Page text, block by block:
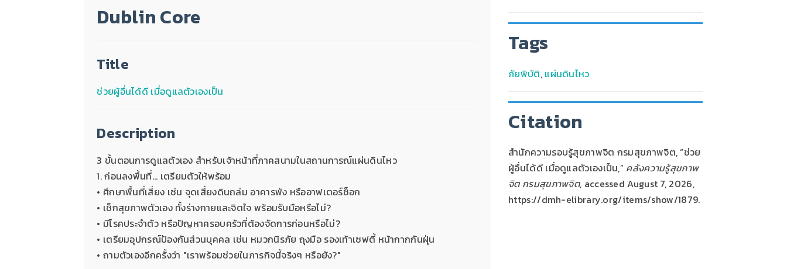
Dublin Core
Title
ช่วยผู้อื่นได้ดี เมื่อดูแลตัวเองเป็น
Description
3 ขั้นตอนการดูแลตัวเอง สำหรับเจ้าหน้าที่ภาคสนามในสถานการณ์แผ่นดินไหว
1. ก่อนลงพื้นที่... เตรียมตัวให้พร้อม
• ศึกษาพื้นที่เสี่ยง เช่น จุดเสี่ยงดินถล่ม อาคารพัง หรืออาฟเตอร์ช็อก
• เช็กสุขภาพตัวเอง ทั้งร่างกายและจิตใจ พร้อมรับมือหรือไม่?
• มีโรคประจำตัว หรือปัญหาครอบครัวที่ต้องจัดการก่อนหรือไม่?
• เตรียมอุปกรณ์ป้องกันส่วนบุคคล เช่น หมวกนิรภัย ถุงมือ รองเท้าเซฟตี้ หน้ากากกันฝุ่น
• ถามตัวเองอีกครั้งว่า "เราพร้อมช่วยในภารกิจนี้จริงๆ หรือยัง?"
Tags
ภัยพิบัติ, แผ่นดินไหว
Citation
สำนักความรอบรู้สุขภาพจิต กรมสุขภาพจิต, “ช่วย
ผู้อื่นได้ดี เมื่อดูแลตัวเองเป็น,” คลังความรู้สุขภาพ
จิต กรมสุขภาพจิต, accessed August 7, 2026,
https://dmh-elibrary.org/items/show/1879.